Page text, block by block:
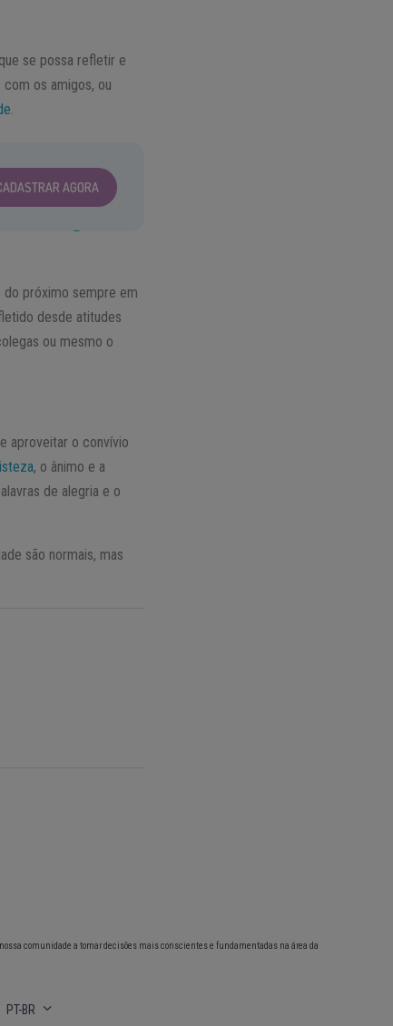
se possa refletir e
os amigos, ou
.
AGORA
do próximo sempre em
desde atitudes
ou mesmo o
aproveitar o convívio
, o ânimo e a
de alegria e o
são normais, mas
comunidade a tomar decisões mais conscientes e fundamentadas na área da
PT-BR